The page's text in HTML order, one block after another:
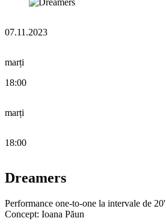
07.11.2023
marți
18:00
marți
18:00
Dreamers
Performance one-to-one la intervale de 20'
Concept: Ioana Păun